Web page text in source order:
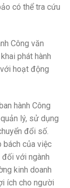
có thể tra cứu
Công văn
phát hành
hoạt động
hành Công
lý, sử dụng
đổi số.
bách của việc
với ngành
kinh doanh
ích cho người